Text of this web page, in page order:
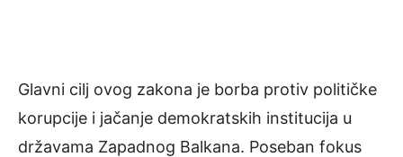
Glavni cilj ovog zakona je borba protiv političke
korupcije i jačanje demokratskih institucija u
državama Zapadnog Balkana. Poseban fokus